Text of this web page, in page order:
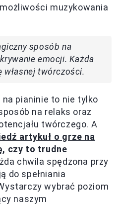
muzykowania
sposób na
emocji. Każda
twórczości.
pianinie to nie tylko
na relaks oraz
twórczego. A
artykuł o grze na
czy to trudne
chwila spędzona przy
do spełniania
wybrać poziom
naszym